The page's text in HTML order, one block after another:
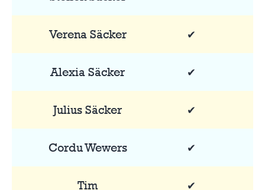
Verena Säcker ✔
Alexia Säcker ✔
Julius Säcker ✔
Cordu Wewers ✔
Tim ✔